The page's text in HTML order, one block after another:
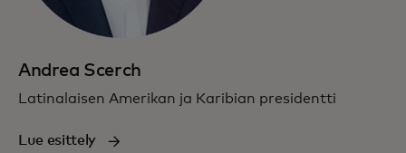
Andrea Scerch
Latinalaisen Amerikan ja Karibian presidentti
Lue esittely